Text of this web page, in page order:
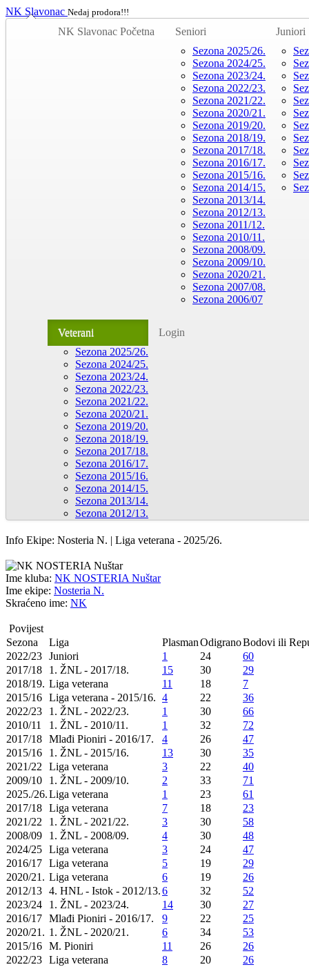
NK Slavonac Nedaj prodora!!!
NK Slavonac Početna
Seniori
Sezona 2025/26.
Sezona 2024/25.
Sezona 2023/24.
Sezona 2022/23.
Sezona 2021/22.
Sezona 2020/21.
Sezona 2019/20.
Sezona 2018/19.
Sezona 2017/18.
Sezona 2016/17.
Sezona 2015/16.
Sezona 2014/15.
Sezona 2013/14.
Sezona 2012/13.
Sezona 2011/12.
Sezona 2010/11.
Sezona 2008/09.
Sezona 2009/10.
Sezona 2020/21.
Sezona 2007/08.
Sezona 2006/07
Juniori
Veterani
Sezona 2025/26.
Sezona 2024/25.
Sezona 2023/24.
Sezona 2022/23.
Sezona 2021/22.
Sezona 2020/21.
Sezona 2019/20.
Sezona 2018/19.
Sezona 2017/18.
Sezona 2016/17.
Sezona 2015/16.
Sezona 2014/15.
Sezona 2013/14.
Sezona 2012/13.
Login
Info Ekipe: Nosteria N. | Liga veterana - 2025/26.
Ime kluba: NK NOSTERIA Nuštar
Ime ekipe: Nosteria N.
Skraćeno ime: NK
Povijest
Sezona
Liga PlasmanOdigranoBodovi ili
2022/23 Juniori 1 24
60
2017/18
1. ŽNL - 2017/18. 15 30
29
2018/19. Liga veterana 11 18
7
2015/16 Liga veterana - 2015/16. 4 22
36
2022/23
1. ŽNL - 2022/23. 1 30
66
2010/11
1. ŽNL - 2010/11. 1 32
72
2017/18 Mlađi Pioniri - 2016/17. 4 26
47
2015/16
1. ŽNL - 2015/16. 13 30
35
2021/22
Liga veterana 3 22
40
2009/10
1. ŽNL - 2009/10. 2 33
71
2025./26.Liga veterana 1 23
61
2017/18 Liga veterana 7 18
23
2021/22
1. ŽNL - 2021/22. 3 30
58
2008/09
1. ŽNL - 2008/09. 4 30
48
2024/25 Liga veterana 3 24
47
2016/17 Liga veterana 5 19
29
2020/21. Liga veterana 6 19
26
2012/13 4. HNL - Istok - 2012/13.6 32
52
2023/24
1. ŽNL - 2023/24. 14 30
27
2016/17 Mlađi Pioniri - 2016/17. 9 22
25
2020/21. 1. ŽNL - 2020/21. 6 34
53
2015/16 M. Pioniri 11 26
26
2022/23 Liga veterana 8 20
26